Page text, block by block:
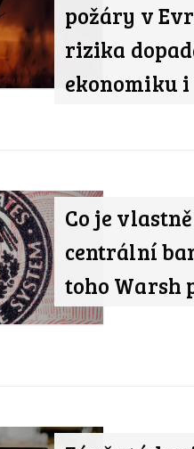
požáry v
rizika
ekonomiku
Co je
centrální
toho Warsh